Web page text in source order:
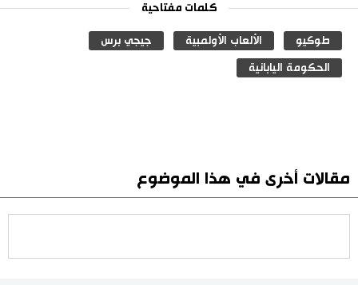
كلمات مفتاحية
طوكيو الألعاب الأولمبية جيجي برس
الحكومة اليابانية
مقالات أخرى في هذا الموضوع